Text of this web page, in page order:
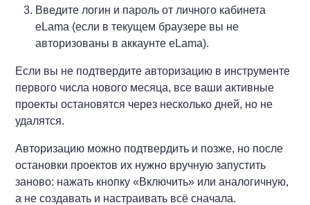
Введите логин и пароль от личного кабинета
eLama (если в текущем браузере вы не
авторизованы в аккаунте eLama).
Если вы не подтвердите авторизацию в инструменте
первого числа нового месяца, все ваши активные
проекты остановятся через несколько дней, но не
удалятся.
Авторизацию можно подтвердить и позже, но после
остановки проектов их нужно вручную запустить
заново: нажать кнопку «Включить» или аналогичную,
а не создавать и настраивать всё сначала.